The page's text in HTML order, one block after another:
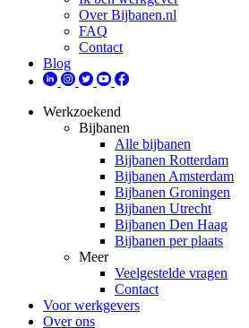
Over Bijbanen.nl
FAQ
Contact
Blog
Werkzoekend
Bijbanen
Alle bijbanen
Bijbanen Rotterdam
Bijbanen Amsterdam
Bijbanen Groningen
Bijbanen Utrecht
Bijbanen Den Haag
Bijbanen per plaats
Meer
Veelgestelde vragen
Contact
Voor werkgevers
Over ons